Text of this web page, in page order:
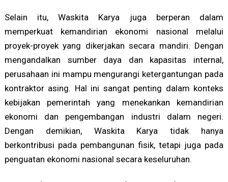
Selain itu, Waskita Karya juga berperan dalam
memperkuat kemandirian ekonomi nasional melalui
proyek-proyek yang dikerjakan secara mandiri. Dengan
mengandalkan sumber daya dan kapasitas internal,
perusahaan ini mampu mengurangi ketergantungan pada
kontraktor asing. Hal ini sangat penting dalam konteks
kebijakan pemerintah yang menekankan kemandirian
ekonomi dan pengembangan industri dalam negeri.
Dengan demikian, Waskita Karya tidak hanya
berkontribusi pada pembangunan fisik, tetapi juga pada
penguatan ekonomi nasional secara keseluruhan.